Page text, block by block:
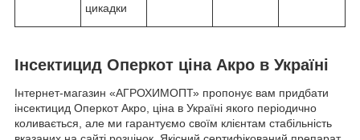
цикадки
Інсектицид Оперкот ціна Акро в Україні
Інтернет-магазин «АГРОХИМОПТ» пропонує вам придбати
інсектицид Оперкот Акро, ціна в Україні якого періодично
коливається, але ми гарантуємо своїм клієнтам стабільність